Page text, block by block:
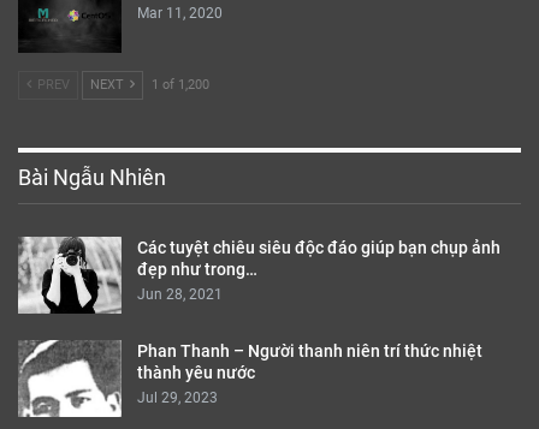
Mar 11, 2020
PREV NEXT 1 of 1,200
Bài Ngẫu Nhiên
Các tuyệt chiêu siêu độc đáo giúp bạn chụp ảnh
đẹp như trong…
Jun 28, 2021
Phan Thanh – Người thanh niên trí thức nhiệt
thành yêu nước
Jul 29, 2023